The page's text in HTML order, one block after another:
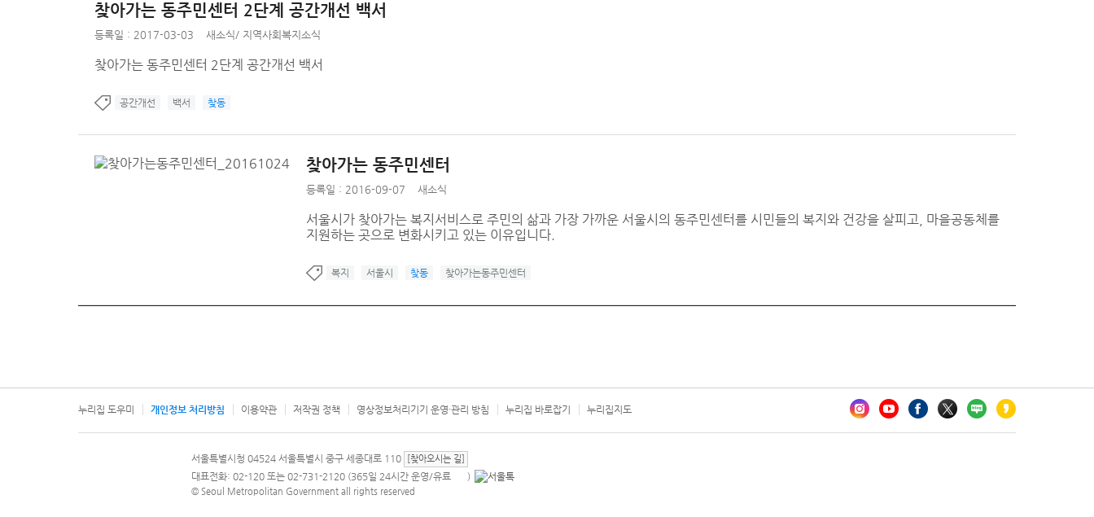
찾아가는 동주민센터 2단계 공간개선 백서
등록일 : 2017-03-03 새소식/ 지역사회복지소식
찾아가는 동주민센터 2단계 공간개선 백서
공간개선 백서 찾동
찾아가는 동주민센터
등록일 : 2016-09-07 새소식
서울시가 찾아가는 복지서비스로 주민의 삶과 가장 가까운 서울시의 동주민센터를 시민들의 복지와 건강을 살피고, 마을공동체를
지원하는 곳으로 변화시키고 있는 이유입니다.
복지 서울시 찾동 찾아가는동주민센터
누리집 도우미 개인정보 처리방침 이용약관 저작권 정책 영상정보처리기기 운영·관리 방침 누리집 바로잡기 누리집지도
문의 전화번호 120, 120 다산콜재단
서울특별시청 04524 서울특별시 중구 세종대로 110 [찾아오시는 길]
대표전화: 02-120 또는 02-731-2120 (365일 24시간 운영/유료 안내팝업 열기
)
© Seoul Metropolitan Government all rights reserved